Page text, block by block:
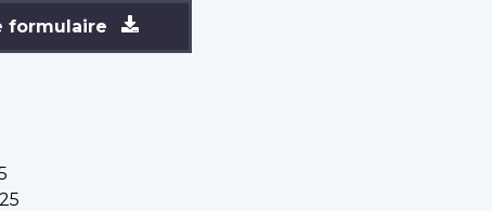
formulaire